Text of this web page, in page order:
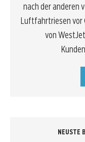
nach der anderen
Luftfahrtriesen vor
von
NEUSTE